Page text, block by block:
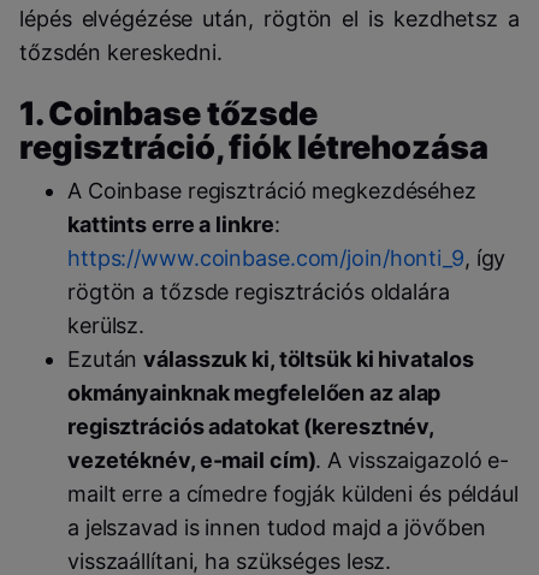
lépés elvégézése után, rögtön el is kezdhetsz a
tőzsdén kereskedni.
1. Coinbase tőzsde
regisztráció, fiók létrehozása
A Coinbase regisztráció megkezdéséhez
kattints erre a linkre:
https://www.coinbase.com/join/honti_9, így
rögtön a tőzsde regisztrációs oldalára
kerülsz.
Ezutánválasszuk ki, töltsük ki hivatalos
okmányainknak megfelelően az alap
regisztrációs adatokat (keresztnév,
vezetéknév, e-mail cím). A visszaigazoló e-
mailt erre a címedre fogják küldeni és például
a jelszavad is innen tudod majd a jövőben
visszaállítani, ha szükséges lesz.